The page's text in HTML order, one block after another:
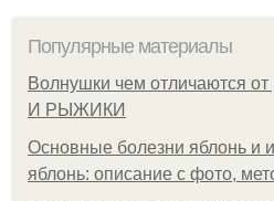
Популярные материалы
Волнушки чем отличаются
И РЫЖИКИ
Основные болезни яблонь и
яблонь: описание с фото,